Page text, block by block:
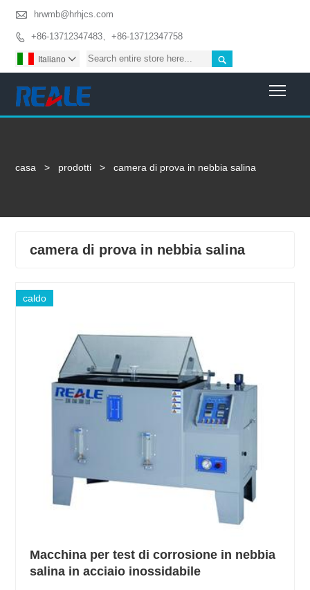
 hrwmb@hrhjcs.com
 +86-13712347483、+86-13712347758

Italiano 
casa > prodotti > camera di prova in nebbia salina
camera di prova in nebbia salina
caldo
Macchina per test di corrosione in nebbia
salina in acciaio inossidabile